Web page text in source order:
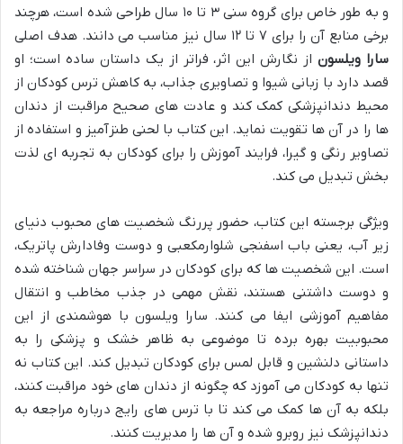
و به طور خاص برای گروه سنی ۳ تا ۱۰ سال طراحی شده است، هرچند
برخی منابع آن را برای ۷ تا ۱۲ سال نیز مناسب می دانند. هدف اصلی
سارا ویلسوناز نگارش این اثر، فراتر از یک داستان ساده است؛ او
قصد دارد با زبانی شیوا و تصاویری جذاب، به کاهش ترس کودکان از
محیط دندانپزشکی کمک کند و عادت های صحیح مراقبت از دندان
ها را در آن ها تقویت نماید. این کتاب با لحنی طنزآمیز و استفاده از
تصاویر رنگی و گیرا، فرایند آموزش را برای کودکان به تجربه ای لذت
بخش تبدیل می کند.
ویژگی برجسته این کتاب، حضور پررنگ شخصیت های محبوب دنیای
زیر آب، یعنی باب اسفنجی شلوارمکعبی و دوست وفادارش پاتریک،
است. این شخصیت ها که برای کودکان در سراسر جهان شناخته شده
و دوست داشتنی هستند، نقش مهمی در جذب مخاطب و انتقال
مفاهیم آموزشی ایفا می کنند. سارا ویلسون با هوشمندی از این
محبوبیت بهره برده تا موضوعی به ظاهر خشک و پزشکی را به
داستانی دلنشین و قابل لمس برای کودکان تبدیل کند. این کتاب نه
تنها به کودکان می آموزد که چگونه از دندان های خود مراقبت کنند،
بلکه به آن ها کمک می کند تا با ترس های رایج درباره مراجعه به
دندانپزشک نیز روبرو شده و آن ها را مدیریت کنند.